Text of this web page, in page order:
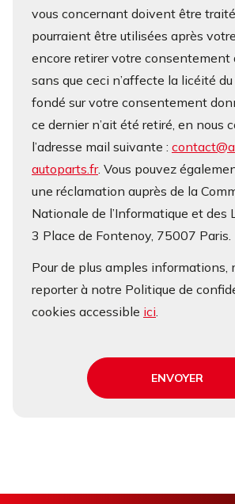
vous concernant doivent être
pourraient être utilisées après
encore retirer votre
sans que ceci n’affecte la licéité
fondé sur votre consentement
ce dernier n’ait été retiré, en nous
l’adresse mail suivante :
autoparts.fr. Vous pouvez
une réclamation auprès de la
Nationale de l’Informatique et des
3 Place de Fontenoy, 75007 Paris.
Pour de plus amples informations,
reporter à notre Politique de
cookies accessible ici.
ENVOYER